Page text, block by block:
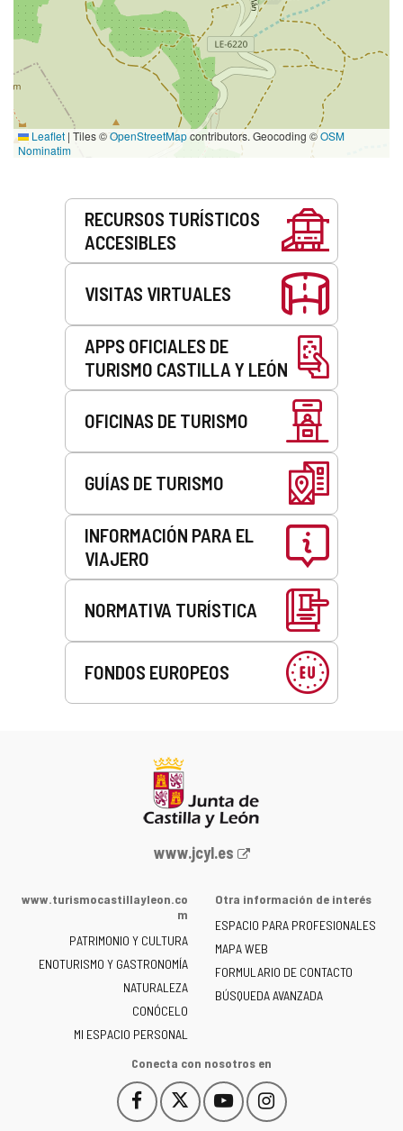
Leaflet | Tiles ©OpenStreetMapcontributors. Geocoding ©OSM
Nominatim
RECURSOS TURÍSTICOS
ACCESIBLES
VISITAS VIRTUALES
APPS OFICIALES DE
TURISMO CASTILLA Y LEÓN
OFICINAS DE TURISMO
GUÍAS DE TURISMO
INFORMACIÓN PARA EL
VIAJERO
NORMATIVA TURÍSTICA
FONDOS EUROPEOS
Portal
la
de
Castilla
y
León
-
www.jcyl.es
www.turismocastillayleon.co
m
PATRIMONIO Y CULTURA
ENOTURISMO Y GASTRONOMÍA
NATURALEZA
CONÓCELO
MI ESPACIO PERSONAL
Otra información de interés
ESPACIO PARA PROFESIONALES
MAPA WEB
FORMULARIO DE CONTACTO
BÚSQUEDA AVANZADA
Conecta con nosotros en
Facebook
Este
enlace
Este
enlace
YouTube
Este
enlace
Instagram
Este
enlace